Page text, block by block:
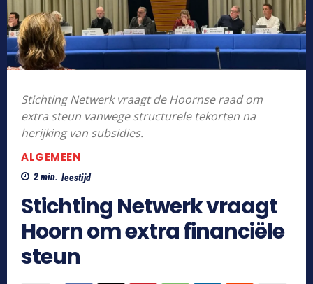
Stichting Netwerk vraagt de Hoornse raad om
extra steun vanwege structurele tekorten na
herijking van subsidies.
ALGEMEEN
2min. leestijd
Stichting Netwerk vraagt
Hoorn om extra financiële
steun